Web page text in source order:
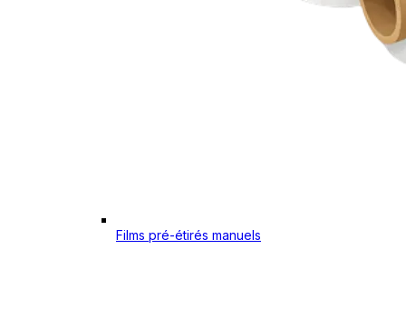
Films pré-étirés manuels